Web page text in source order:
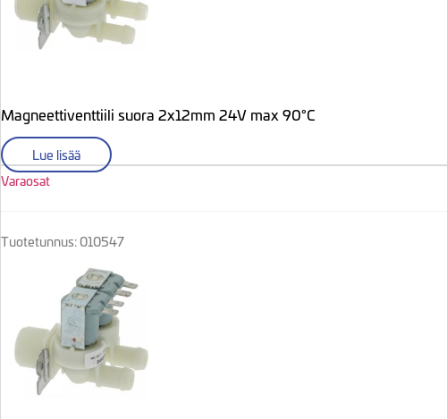
Magneettiventtiili suora 2x12mm 24V max 90°C
Lue lisää
Varaosat
Tuotetunnus: 010547